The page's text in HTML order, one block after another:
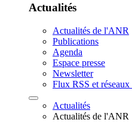
Actualités
Actualités de l'ANR
Publications
Agenda
Espace presse
Newsletter
Flux RSS et réseaux
Actualités
Actualités de l'ANR